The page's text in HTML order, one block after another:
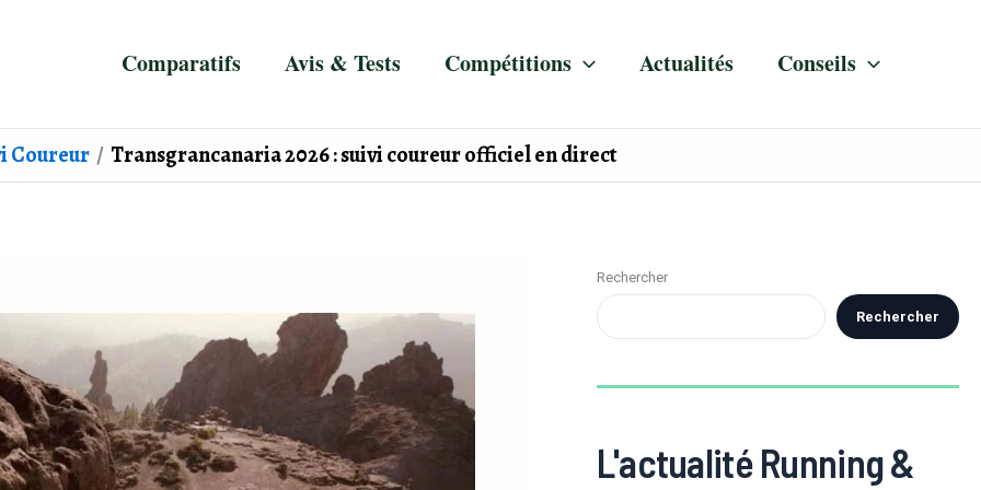
Comparatifs Avis & Tests Compétitions Actualités Conseils
Coureur Transgrancanaria 2026 : suivi coureur officiel en direct
Rechercher
Rechercher
L'actualité Running &